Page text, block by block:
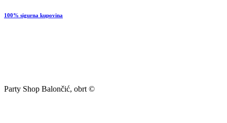
100% sigurna kupovina
Party Shop Balončić, obrt ©